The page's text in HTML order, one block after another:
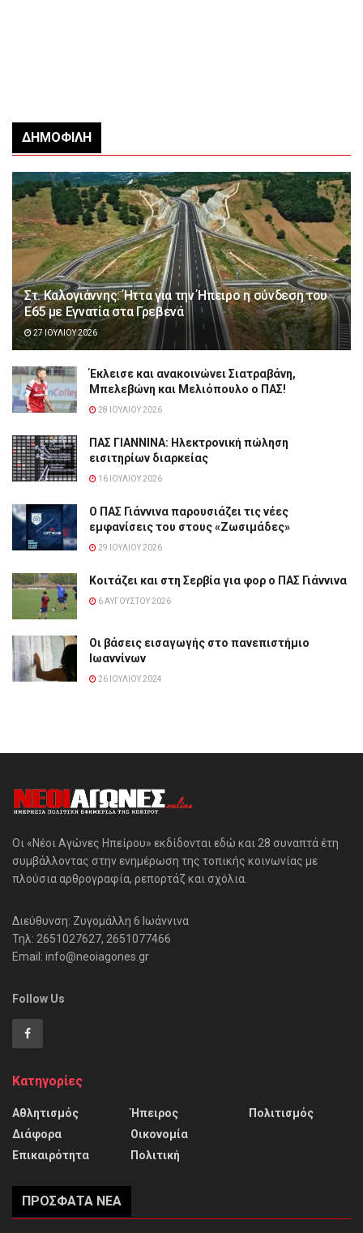
ΔΗΜΟΦΙΛΉ
Στ. Καλογιάννης: Ήττα για την Ήπειρο η σύνδεση του
Ε65 με Εγνατία στα Γρεβενά
27 ΙΟΥΛΊΟΥ 2026
Έκλεισε και ανακοινώνει Σιατραβάνη,
Μπελεβώνη και Μελιόπουλο ο ΠΑΣ!
28 ΙΟΥΛΊΟΥ 2026
ΠΑΣ ΓΙΑΝΝΙΝΑ: Hλεκτρονική πώληση
εισιτηρίων διαρκείας
16 ΙΟΥΛΊΟΥ 2026
Ο ΠΑΣ Γιάννινα παρουσιάζει τις νέες
εμφανίσεις του στους «Ζωσιμάδες»
29 ΙΟΥΛΊΟΥ 2026
Κοιτάζει και στη Σερβία για φορ ο ΠΑΣ Γιάννινα
6 ΑΥΓΟΎΣΤΟΥ 2026
Οι βάσεις εισαγωγής στο πανεπιστήμιο
Ιωαννίνων
26 ΙΟΥΛΊΟΥ 2024
Οι «Νέοι Αγώνες Ηπείρου» εκδίδονται εδώ και 28 συναπτά έτη
συμβάλλοντας στην ενημέρωση της τοπικής κοινωνίας με
πλούσια αρθρογραφία, ρεπορτάζ και σχόλια.
Διεύθυνση: Ζυγομάλλη 6 Ιωάννινα
Τηλ: 2651027627, 2651077466
Email: info@neoiagones.gr
Follow Us
Κατηγορίες
Αθλητισμός
Διάφορα
Επικαιρότητα
Ήπειρος
Οικονομία
Πολιτική
Πολιτισμός
ΠΡΌΣΦΑΤΑ ΝΈΑ